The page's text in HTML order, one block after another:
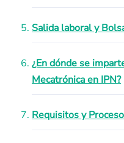
Salida laboral y
¿En dónde se
Mecatrónica en IPN?
Requisitos y